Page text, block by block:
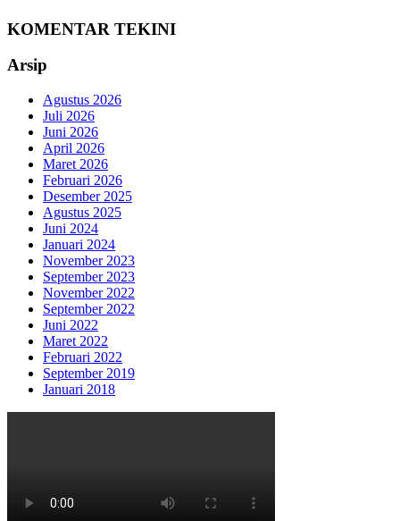
KOMENTAR TEKINI
Arsip
Agustus 2026
Juli 2026
Juni 2026
April 2026
Maret 2026
Februari 2026
Desember 2025
Agustus 2025
Juni 2024
Januari 2024
November 2023
September 2023
November 2022
September 2022
Juni 2022
Maret 2022
Februari 2022
September 2019
Januari 2018